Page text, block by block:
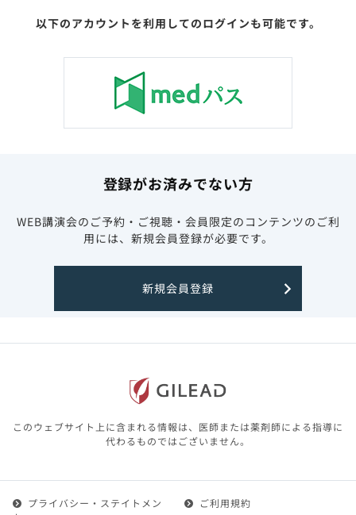
以下のアカウントを利用してのログインも可能です。
登録がお済みでない方
WEB講演会のご予約・ご視聴・会員限定のコンテンツのご利
用には、新規会員登録が必要です。
新規会員登録
このウェブサイト上に含まれる情報は、医師または薬剤師による指導に
代わるものではございません。
プライバシー・ステイトメン
ご利用規約